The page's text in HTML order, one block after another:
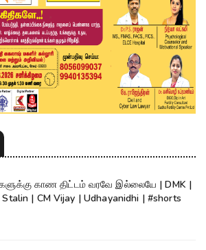
காண திட்டம் வரவே இல்லையே | DMK |
Stalin | CM Vijay | Udhayanidhi | #shorts